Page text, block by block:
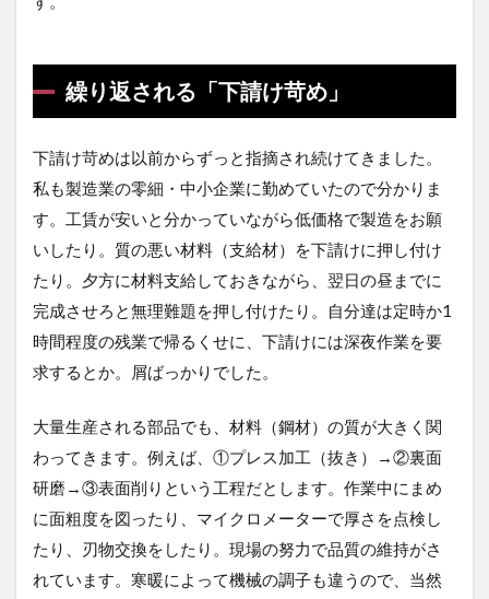
繰り返される「下請け苛め」
下請け苛めは以前からずっと指摘され続けてきました。
私も製造業の零細・中小企業に勤めていたので分かりま
す。工賃が安いと分かっていながら低価格で製造をお願
いしたり。質の悪い材料（支給材）を下請けに押し付け
たり。夕方に材料支給しておきながら、翌日の昼までに
完成させろと無理難題を押し付けたり。自分達は定時か1
時間程度の残業で帰るくせに、下請けには深夜作業を要
求するとか。屑ばっかりでした。
大量生産される部品でも、材料（鋼材）の質が大きく関
わってきます。例えば、①プレス加工（抜き）→②裏面
研磨→③表面削りという工程だとします。作業中にまめ
に面粗度を図ったり、マイクロメーターで厚さを点検し
たり、刃物交換をしたり。現場の努力で品質の維持がさ
れています。寒暖によって機械の調子も違うので、当然